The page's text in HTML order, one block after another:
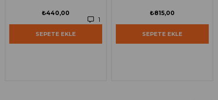
1
₺440,00
SEPETE EKLE
₺815,00
SEPETE EKLE